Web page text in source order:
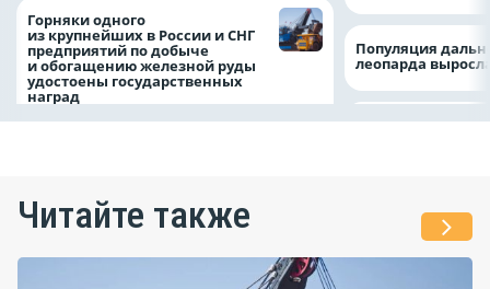
Горняки одного
из крупнейших в России и СНГ
предприятий по добыче
и обогащению железной руды
удостоены государственных
наград
Популяция
леопарда
Читайте также